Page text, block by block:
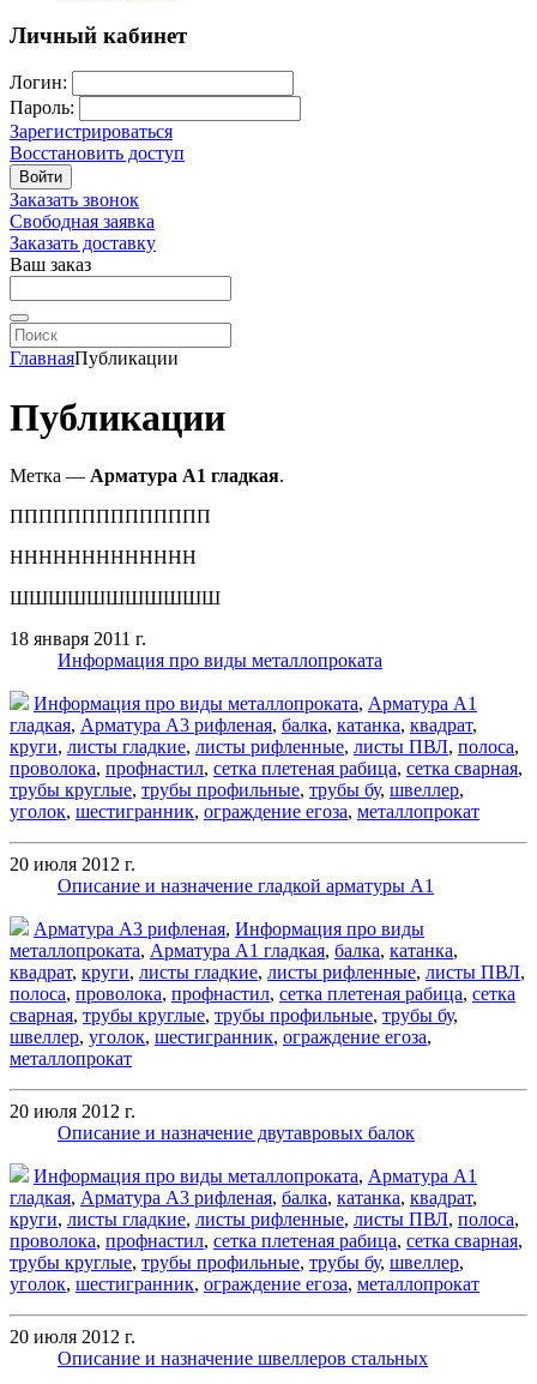
Личный кабинет
Логин:
Пароль:
Зарегистрироваться
Восстановить доступ
Войти
Заказать звонок
Свободная заявка
Заказать доставку
Ваш заказ
ГлавнаяПубликации
Публикации
Метка — Арматура А1 гладкая.
ПППППППППППППП
ННННННННННННН
ШШШШШШШШШШШ
18 января 2011 г.
Информация про виды металлопроката
Информация про виды металлопроката, Арматура А1
гладкая, Арматура А3 рифленая, балка, катанка, квадрат,
круги, листы гладкие, листы рифленные, листы ПВЛ, полоса,
проволока, профнастил, сетка плетеная рабица, сетка сварная,
трубы круглые, трубы профильные, трубы бу, швеллер,
уголок, шестигранник, ограждение егоза, металлопрокат
20 июля 2012 г.
Описание и назначение гладкой арматуры А1
Арматура А3 рифленая, Информация про виды
металлопроката, Арматура А1 гладкая, балка, катанка,
квадрат, круги, листы гладкие, листы рифленные, листы ПВЛ,
полоса, проволока, профнастил, сетка плетеная рабица, сетка
сварная, трубы круглые, трубы профильные, трубы бу,
швеллер, уголок, шестигранник, ограждение егоза,
металлопрокат
20 июля 2012 г.
Описание и назначение двутавровых балок
Информация про виды металлопроката, Арматура А1
гладкая, Арматура А3 рифленая, балка, катанка, квадрат,
круги, листы гладкие, листы рифленные, листы ПВЛ, полоса,
проволока, профнастил, сетка плетеная рабица, сетка сварная,
трубы круглые, трубы профильные, трубы бу, швеллер,
уголок, шестигранник, ограждение егоза, металлопрокат
20 июля 2012 г.
Описание и назначение швеллеров стальных